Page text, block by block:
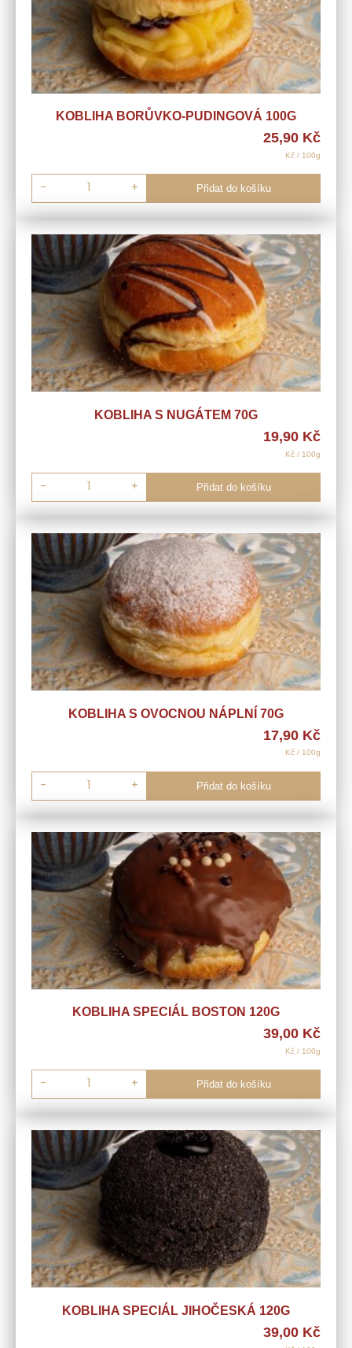
KOBLIHA BORŮVKO-PUDINGOVÁ 100G
25,90 Kč
Kč / 100g
- + Přidat do košíku
KOBLIHA S NUGÁTEM 70G
19,90 Kč
Kč / 100g
- + Přidat do košíku
KOBLIHA S OVOCNOU NÁPLNÍ 70G
17,90 Kč
Kč / 100g
- + Přidat do košíku
KOBLIHA SPECIÁL BOSTON 120G
39,00 Kč
Kč / 100g
- + Přidat do košíku
KOBLIHA SPECIÁL JIHOČESKÁ 120G
39,00 Kč